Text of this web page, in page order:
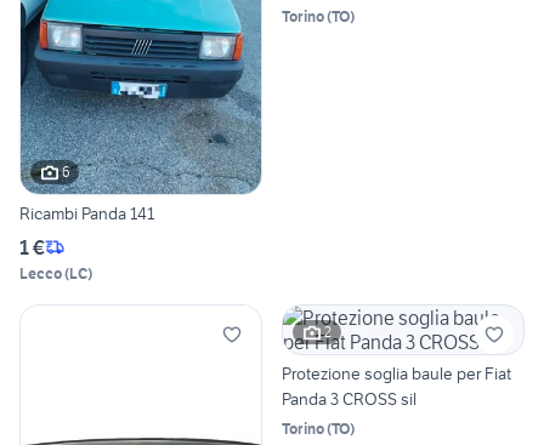
6
Ricambi Panda 141
1 €
Lecco(LC)
Torino(TO)
2
Protezione soglia baule per Fiat
Panda 3 CROSS sil
Torino(TO)